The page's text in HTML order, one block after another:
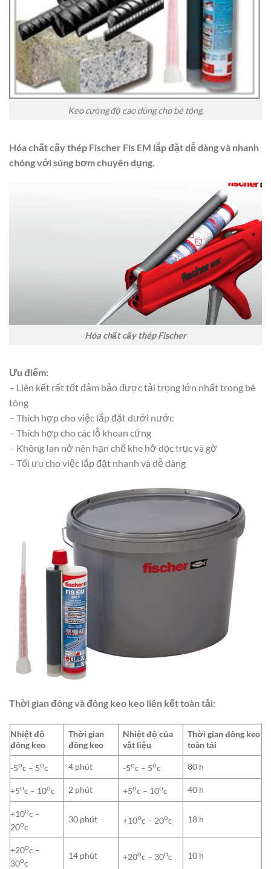
Keo cường độ cao dùng cho bê tông.
Hóa chất cấy thép Fischer Fis EM lắp đặt dễ dàng và nhanh
chóng với súng bơm chuyên dụng.
Hóa chất cấy thép Fischer
Ưu điểm:
– Liên kết rất tốt đảm bảo được tải trọng lớn nhất trong bê
tông
– Thích hợp cho việc lắp đặt dưới nước
– Thích hợp cho các lỗ khoan cứng
– Không Ian nở nên hạn chế khe hở dọc trục và gờ
– Tối ưu cho việc lắp đặt nhanh và dễ dàng
Thời gian đông và đông keo keo liên kết toàn tải:
Nhiệt độ
đông keo
Thời gian
đông keo
Nhiệt độ của
vật liệu
Thời gian đông keo
toàn tải
-5oc – 5oc 4 phút -5oc – 5oc 80 h
+5oc – 10oc 2 phút +5oc – 10oc 40 h
+10oc –
20oc
30 phút +10oc – 20oc 18 h
+20oc –
30oc
14 phút +20oc – 30oc 10 h